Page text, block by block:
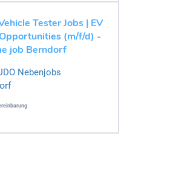
Tester Jobs | EV
(m/f/d) -
job Berndorf
Nebenjobs